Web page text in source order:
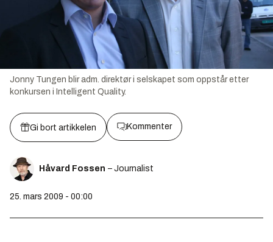
Jonny Tungen blir adm. direktør i selskapet som oppstår etter
konkursen i Intelligent Quality.
Gi bort artikkelen Kommenter
Håvard Fossen – Journalist
25. mars 2009 - 00:00